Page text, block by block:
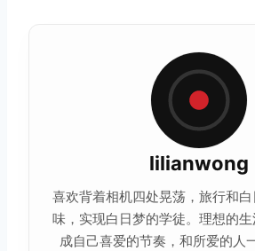
lilianwong
喜欢背着相机四处晃荡，旅行和
味，实现白日梦的学徒。理想的
成自己喜爱的节奏，和所爱的人